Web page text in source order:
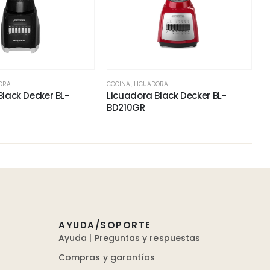
Decker BL-
COCINA, LICUADORA
Licuadora Black Decker BL-
BD210GR
AYUDA/SOPORTE
Ayuda | Preguntas y respuestas
Compras y garantías